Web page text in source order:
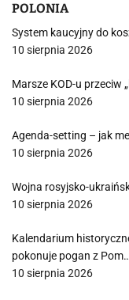
POLONIA
System kaucyjny do
10 sierpnia 2026
Marsze KOD-u przeciw
10 sierpnia 2026
Agenda-setting – jak
10 sierpnia 2026
Wojna rosyjsko-
10 sierpnia 2026
Kalendarium
pokonuje pogan z Pom…
10 sierpnia 2026